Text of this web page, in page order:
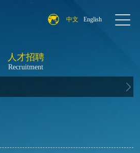
中文 English
人才招聘
Recruitment